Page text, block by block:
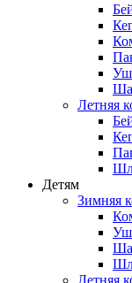
Летняя
Детям
Зимняя
Летняя